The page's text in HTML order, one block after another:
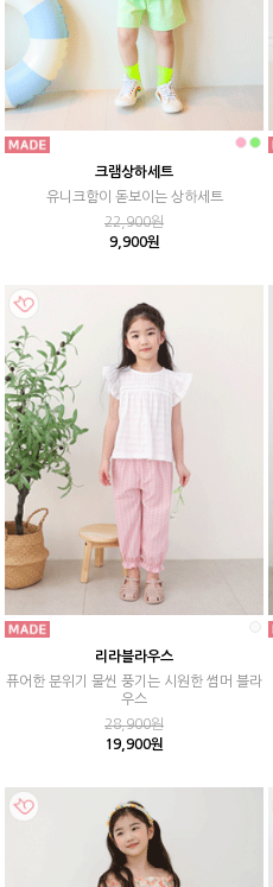
크램상하세트
유니크함이 돋보이는 상하세트
22,900원
9,900원
리라블라우스
퓨어한 분위기 물씬 풍기는 시원한 썸머 블라
우스
28,900원
19,900원